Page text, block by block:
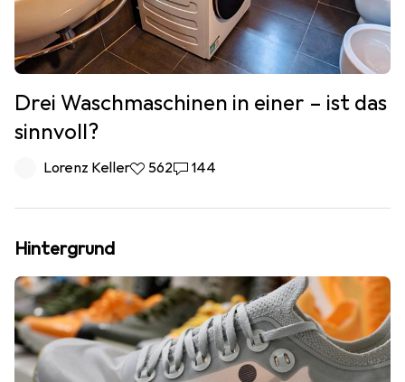
Drei Waschmaschinen in einer – ist das
sinnvoll?
Lorenz Keller562 Likes
562144 Kommentare
144
Hintergrund